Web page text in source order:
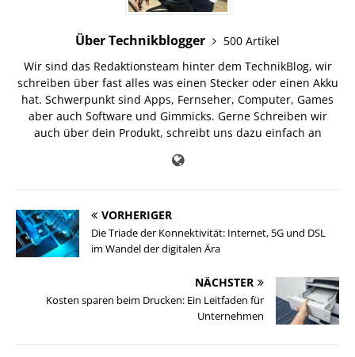
Über Technikblogger
500 Artikel
Wir sind das Redaktionsteam hinter dem TechnikBlog, wir
schreiben über fast alles was einen Stecker oder einen Akku
hat. Schwerpunkt sind Apps, Fernseher, Computer, Games
aber auch Software und Gimmicks. Gerne Schreiben wir
auch über dein Produkt, schreibt uns dazu einfach an
VORHERIGER
Die Triade der Konnektivität: Internet, 5G und DSL
im Wandel der digitalen Ära
NÄCHSTER
Kosten sparen beim Drucken: Ein Leitfaden für
Unternehmen